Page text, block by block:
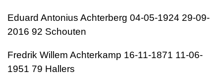
Eduard Antonius Achterberg 04-05-1924 29-09-
2016 92 Schouten
Fredrik Willem Achterkamp 16-11-1871 11-06-
1951 79 Hallers